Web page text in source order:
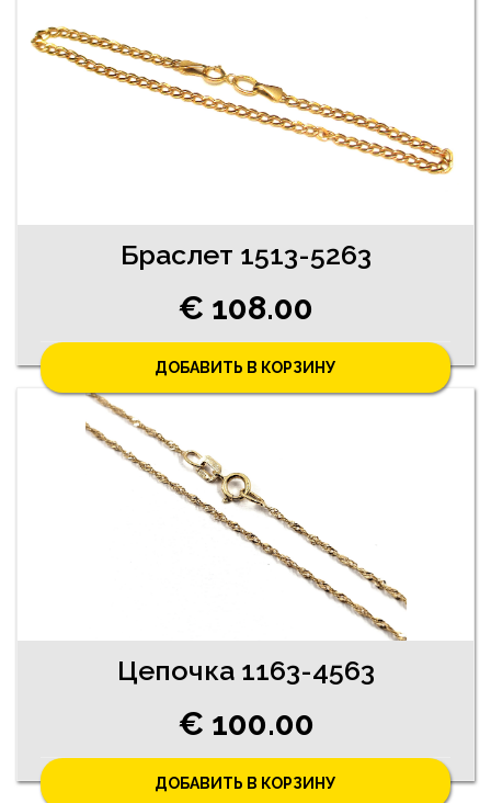
Браслет 1513-5263
€ 108.00
ДОБАВИТЬ В КОРЗИНУ
Цепочка 1163-4563
€ 100.00
ДОБАВИТЬ В КОРЗИНУ